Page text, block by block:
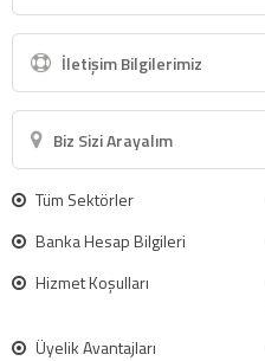
İletişim Bilgilerimiz
Biz Sizi Arayalım
Tüm Sektörler
Banka Hesap Bilgileri
Hizmet Koşulları
Üyelik Avantajları